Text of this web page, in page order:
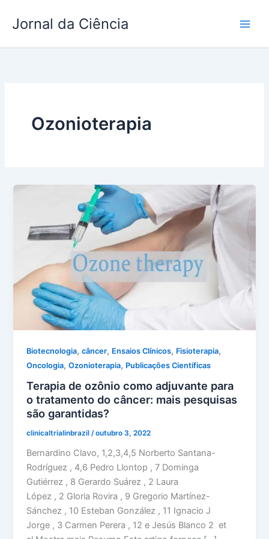
para
conteúdo
Jornal da Ciência
Ozonioterapia
Biotecnologia,câncer, Ensaios Clínicos, Fisioterapia,
Oncologia,Ozonioterapia, Publicações Científicas
Terapia de ozônio como adjuvante para
o tratamento do câncer: mais pesquisas
são garantidas?
clinicaltrialinbrazil/outubro 3, 2022
Bernardino Clavo, 1,2,3,4,5 Norberto Santana-
Rodríguez , 4,6 Pedro Llontop , 7 Dominga
Gutiérrez , 8 Gerardo Suárez , 2 Laura
López , 2 Gloria Rovira , 9 Gregorio Martínez-
Sánchez , 10 Esteban González , 11 Ignacio J
Jorge , 3 Carmen Perera , 12 e Jesús Blanco 2 et